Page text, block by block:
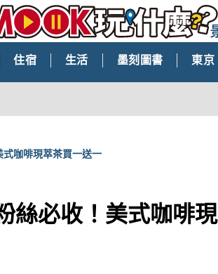
住宿 生活 墨刻圖書 東京
咖啡現萃茶買一送一
必收！美式咖啡